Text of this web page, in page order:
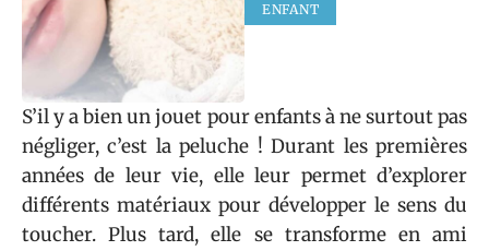
ENFANT
S’il y a bien un jouet pour enfants à ne surtout pas
négliger, c’est la peluche ! Durant les premières
années de leur vie, elle leur permet d’explorer
différents matériaux pour développer le sens du
toucher. Plus tard, elle se transforme en ami